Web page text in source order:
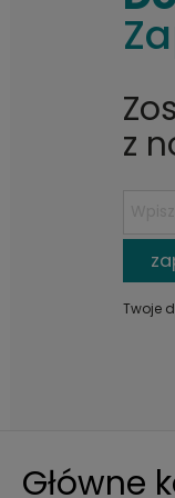
z
Twoje
Główne